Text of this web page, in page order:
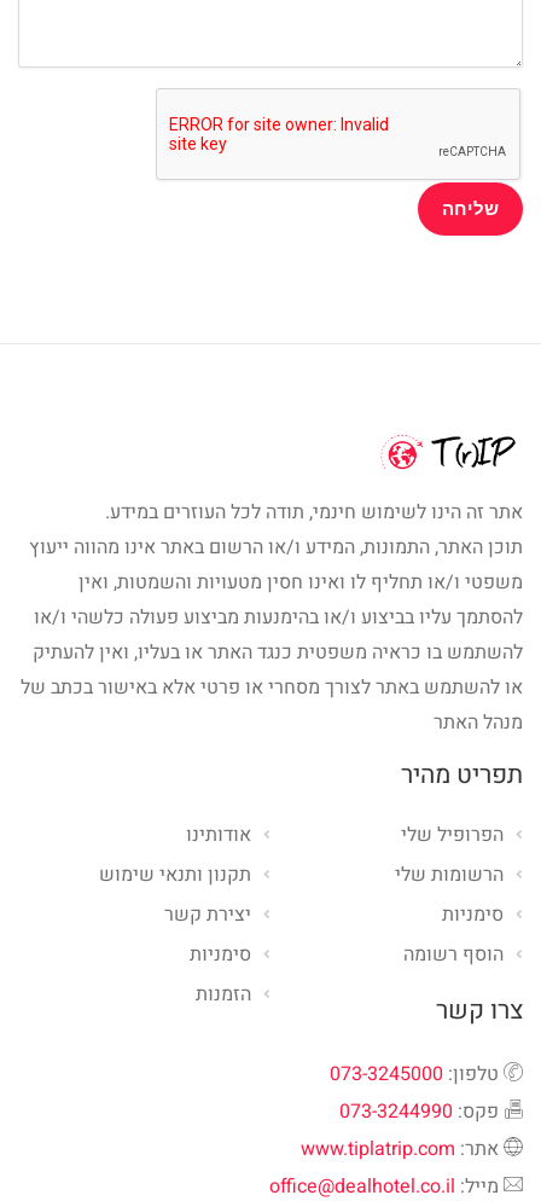
אתר זה הינו לשימוש חינמי, תודה לכל העוזרים במידע.
תוכן האתר, התמונות, המידע ו/או הרשום באתר אינו מהווה ייעוץ
משפטי ו/או תחליף לו ואינו חסין מטעויות והשמטות, ואין
להסתמך עליו בביצוע ו/או בהימנעות מביצוע פעולה כלשהי ו/או
להשתמש בו כראיה משפטית כנגד האתר או בעליו, ואין להעתיק
או להשתמש באתר לצורך מסחרי או פרטי אלא באישור בכתב של
מנהל האתר
תפריט מהיר
אודותינו
תקנון ותנאי שימוש
יצירת קשר
סימניות
הזמנות
הפרופיל שלי
הרשומות שלי
סימניות
הוסף רשומה
צרו קשר
טלפון: 073-3245000
פקס: 073-3244990
אתר: www.tiplatrip.com
מייל: office@dealhotel.co.il